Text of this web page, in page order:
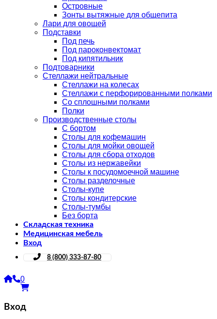
Островные
Зонты вытяжные для общепита
Лари для овощей
Подставки
Под печь
Под пароконвектомат
Под кипятильник
Подтоварники
Стеллажи нейтральные
Стеллажи на колесах
Стеллажи с перфорированными полками
Со сплошными полками
Полки
Производственные столы
С бортом
Столы для кофемашин
Столы для мойки овощей
Столы для сбора отходов
Столы из нержавейки
Столы к посудомоечной машине
Столы разделочные
Столы-купе
Столы кондитерские
Столы-тумбы
Без борта
Складская техника
Медицинская мебель
Вход
8 (800) 333-87-80
0
Вход